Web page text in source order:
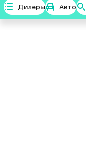
Дилеры Авто